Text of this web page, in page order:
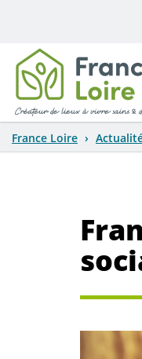
France Loire